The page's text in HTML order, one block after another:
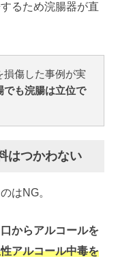
るため浣腸器が直
損傷した事例が実
でも浣腸は立位で
はつかわない
はNG。
口からアルコールを
アルコール中毒を